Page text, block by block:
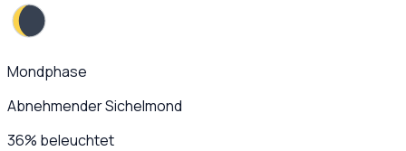
Mondphase
Abnehmender Sichelmond
36% beleuchtet